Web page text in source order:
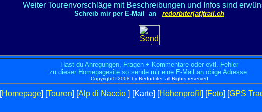
Weiter Tourenvorschläge mit Beschreibungen und Infos sind
Schreib mir per E-Mail an redorbiter[at]trail.ch
Hast du Anregungen, Fragen + Kommentare oder evtl. Fehler
zu dieser Homepagesite so sende mir eine E-Mail an obige Adresse.
Copyright© 2008 by Redorbiter, all Rights reserved
[Homepage] [Touren] [Alp di Naccio] [Karte] [Höhenprofil ] [Foto] [GPS